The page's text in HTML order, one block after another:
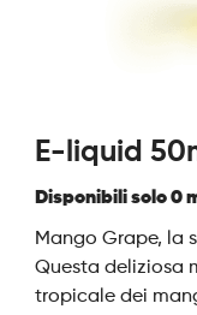
E-liquid
Disponibili solo 0
Mango Grape, la
Questa deliziosa
tropicale dei